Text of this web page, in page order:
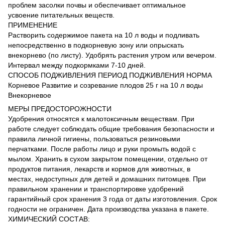
проблем засолки почвы и обеспечивает оптимальное
усвоение питательных веществ.
ПРИМЕНЕНИЕ
Растворить содержимое пакета на 10 л воды и подливать
непосредственно в подкорневую зону или опрыскать
внекорнево (по листу). Удобрять растения утром или вечером.
Интервал между подкормками 7-10 дней.
СПОСОБ ПОДЖИВЛЕНИЯ ПЕРИОД ПОДЖИВЛЕНИЯ НОРМА
Корневое Развитие и созревание плодов 25 г на 10 л воды
Внекорневое
МЕРЫ ПРЕДОСТОРОЖНОСТИ
Удобрения относятся к малотоксичным веществам. При
работе следует соблюдать общие требования безопасности и
правила личной гигиены, пользоваться резиновыми
перчатками. После работы лицо и руки промыть водой с
мылом. Хранить в сухом закрытом помещении, отдельно от
продуктов питания, лекарств и кормов для животных, в
местах, недоступных для детей и домашних питомцев. При
правильном хранении и транспортировке удобрений
гарантийный срок хранения 3 года от даты изготовления. Срок
годности не ограничен. Дата производства указана в пакете.
ХИМИЧЕСКИЙ СОСТАВ: